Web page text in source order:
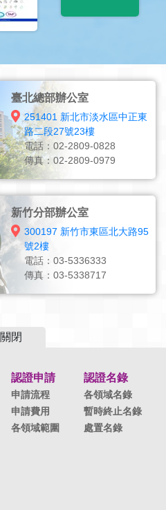
臺北總部辦公室
251401 新北市淡水區中正東
路二段27號23樓
電話：02-2809-0828
傳真：02-2809-0979
新竹分部辦公室
300197 新竹市東區北大路95
號2樓
電話：03-5336333
傳真：03-5338717
關閉
認證申請
申請流程
申請費用
各領域範圍
認證名錄
各領域名錄
暫時終止名錄
處置名錄